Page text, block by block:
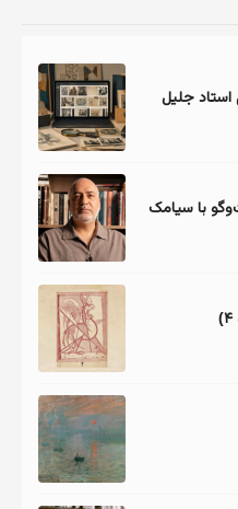
استاد جلیل
با سیامک